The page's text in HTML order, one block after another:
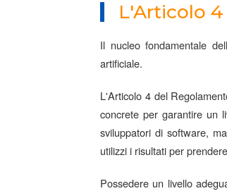
L'Articolo
Il nucleo fondamentale
artificiale.
L'Articolo 4 del
concrete per garantire un
sviluppatori di software,
utilizzi i risultati per
Possedere un livello